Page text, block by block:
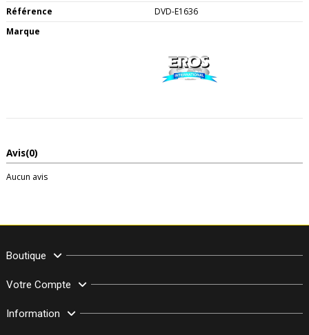
Référence
DVD-E1636
Marque
Avis(0)
Aucun avis
Boutique
Votre Compte
Information